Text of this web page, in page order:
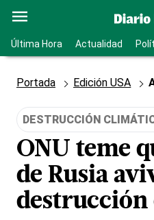
Última Hora Actualidad
Portada Edición USA
DESTRUCCIÓN
ONU teme
de Rusia